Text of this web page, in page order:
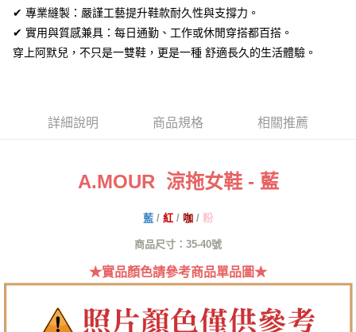
AFTEE先享後付
相關說明
【關於「AFTEE先享後付」】
２．便利：只要手機號碼，簡訊認證，即可結帳。
３．安心：先確認商品／服務後，再付款。
１．於結帳方式選擇「AFTEE先享後付」後，將跳轉至「AFTEE先享後付」
結帳頁面，進行簡訊認證並確認金額後，即可完成結帳。
３．收到繳費通知簡訊後14天內，點擊此簡訊中的連結，可透過四大超商／
※ 請注意：結帳手續完成當下不需立刻繳費，但若您需要取消訂單，請聯絡
後付繳納相關費用。
※ 交易是否成功請以「AFTEE先享後付 」之結帳頁面顯示為準，若有關於
客戶支援中心」
https://netprotections.freshdesk.com/support/home
付款後全家取貨
付款後7-11取貨
每筆NT$60，滿NT$1,380(含以上)免運費
✔ 專業縫製：嚴謹工藝提升鞋款耐久性與支撐力。
✔ 實用與質感兼具：每日通勤、工作或休閒穿搭都百搭。
穿上阿默兒，不只是一雙鞋，更是一種 舒適長久的生活體驗。
詳細說明 商品規格 相關推薦
A.MOUR 涼拖女鞋 - 藍
藍 / 紅 / 咖 / 粉
商品尺寸：35-40號
★實品顏色請參考商品單品圖★